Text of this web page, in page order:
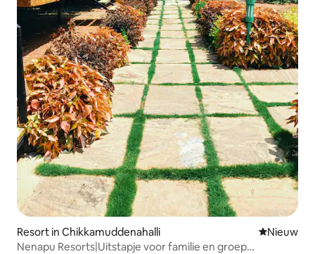
Resort in Chikkamuddenahalli Nieuwe
Nieuw
Nenapu Resorts|Uitstapje voor familie en groep